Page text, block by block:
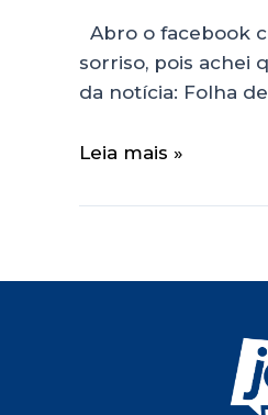
Abro o facebook
sorriso, pois achei
da notícia: Folha
Leia mais »